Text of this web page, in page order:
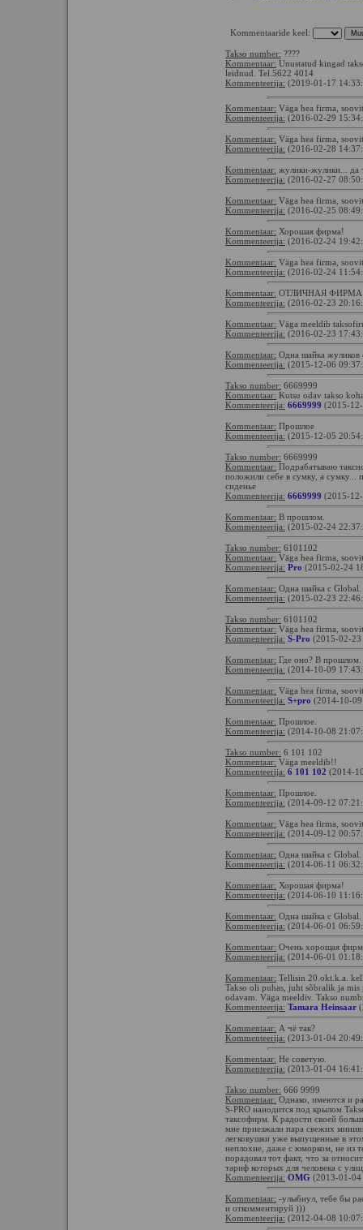
Kommentaaride keel:
Takso number: ????
Kommentaar: Unustatud kingad
leidnud. Tel.5622 4014
Kommenteerija: (2019-01-17
Kommentaar: Väga hea firma,
Kommenteerija: (2016-02-29
Kommentaar: Väga hea firma,
Kommenteerija: (2016-02-28
Kommentaar: жулики-жулики... да
Kommenteerija: (2016-02-27
Kommentaar: Väga hea firma,
Kommenteerija: (2016-02-25
Kommentaar: Хорошая фирма!
Kommenteerija: (2016-02-24
Kommentaar: Väga hea firma,
Kommenteerija: (2016-02-24
Kommentaar: ОТЛИЧНАЯ ФИРМА
Kommenteerija: (2016-02-23
Kommentaar: Väga meeldib
Kommenteerija: (2016-02-23
Kommentaar: Одна шайка жуликов
Kommenteerija: (2015-12-06
Takso number: 6669999
Kommentaar: Kutsu odav takso
Kommenteerija: 6669999 (2015-
Kommentaar: Прошлое
Kommenteerija: (2015-12-05
Takso number: 6669999
Kommentaar: Подрабатываю
положили себе в сумку, а сумку...
сиденье
Kommenteerija: 6669999 (2015-
Kommentaar: В прошлом.
Kommenteerija: (2015-02-24
Takso number: 6101102
Kommentaar: Väga hea firma,
Kommenteerija: Pro (2015-02-24
Kommentaar: Одна шайка с Global.
Kommenteerija: (2015-02-23
Takso number: 6101102
Kommentaar: Väga hea firma,
Kommenteerija: S-Pro (2015-02-
Kommentaar: Где оно? В прошлом.
Kommenteerija: (2014-10-09
Kommentaar: Väga hea firma,
Kommenteerija: S+pro (2014-10-
Kommentaar: Прошлое.
Kommenteerija: (2014-10-08
Takso number: 6 101 102
Kommentaar: Väga meeldib!!
Kommenteerija: 6 101 102 (2014-
Kommentaar: Прошлое.
Kommenteerija: (2014-09-12
Kommentaar: Väga hea firma,
Kommenteerija: (2014-09-12
Kommentaar: Одна шайка с Global.
Kommenteerija: (2014-06-11
Kommentaar: Хорошая фирма!
Kommenteerija: (2014-06-10
Kommentaar: Одна шайка с Global.
Kommenteerija: (2014-06-01
Kommentaar: Очень хорощая
Kommenteerija: (2014-06-01
Kommentaar: Tellisin 20.okt.k.a.
Takso oli puhas, juht sõbralik ja
odavam. Väga meeldiv. Takso
Kommenteerija: Tamara Heinsaar
Kommentaar: А чё так?
Kommenteerija: (2013-01-04
Kommentaar: Не советую.
Kommenteerija: (2013-01-04
Takso number: 666 9999
Kommentaar: Однако, имеются и
S-PRO нанодится под крылом
таксофирм. К радости своей
мне приезжали пара свежих
легковушки уже выпущенные в
неплохие, даже с юморком, не из
порадовал тот факт, что за
тариф которых для человека с
Kommenteerija: OMG (2013-01-
Kommentaar: -улыбнул, тебе бы
и откомментируй )))
Kommenteerija: (2012-04-08